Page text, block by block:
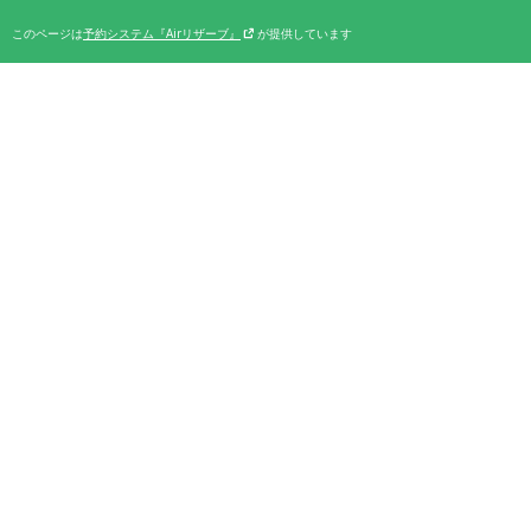
このページは予約システム『Airリザーブ』 が提供しています